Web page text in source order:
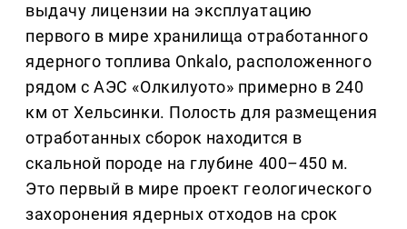
выдачу лицензии на эксплуатацию
первого в мире хранилища отработанного
ядерного топлива Onkalo, расположенного
рядом с АЭС «Олкилуото» примерно в 240
км от Хельсинки. Полость для размещения
отработанных сборок находится в
скальной породе на глубине 400–450 м.
Это первый в мире проект геологического
захоронения ядерных отходов на срок